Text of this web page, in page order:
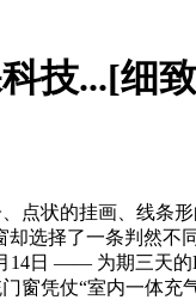
技...[细
状的挂画、线条形
却选择了一条判然
14日 —— 为期三天
窗凭仗“室内一体充